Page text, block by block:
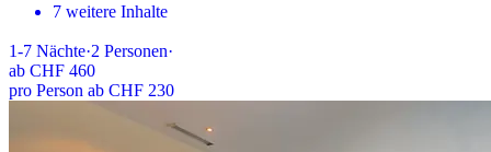
7 weitere Inhalte
1-7 Nächte·2 Personen·
ab CHF 460
pro Person ab CHF 230